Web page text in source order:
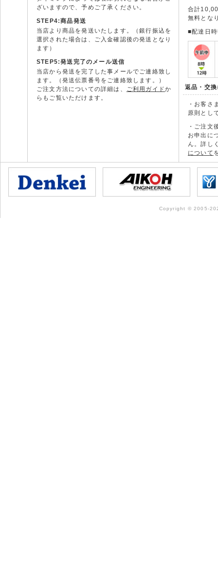
ざいますので、予めご了承ください。
STEP4:商品発送
当店より商品を発送いたします。（銀行振込を
選択された場合は、ご入金確認後の発送となり
ます）
STEP5:発送完了のメール送信
当店から発送を完了した事メールでご連絡致し
ます。（発送伝票番号をご連絡致します。）
ご注文方法についての詳細は、 ご利用ガイドか
らもご覧いただけます。
合計
無料とな
■配達日
返品・交
・お客さ
原則とし
・ご注文
お申出に
ん。詳し
について
Copyright © 2005-